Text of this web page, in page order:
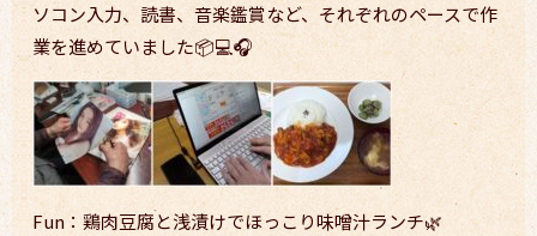
ソコン入力、読書、音楽鑑賞など、それぞれのペースで作
業を進めていました📦💻🎧
Fun：鶏肉豆腐と浅漬けでほっこり味噌汁ランチ🌿